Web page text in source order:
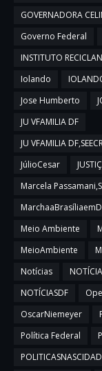
GOVERNADORA
Governo Federal
INSTITUTO
Iolando
Jose Humberto
JU VFAMILIA DF
JU VFAMILIA
JúlioCesar
Marcela
Meio Ambiente
MeioAmbiente
Notícias
NOTÍCIASDF
OscarNiemeyer
Política Federal